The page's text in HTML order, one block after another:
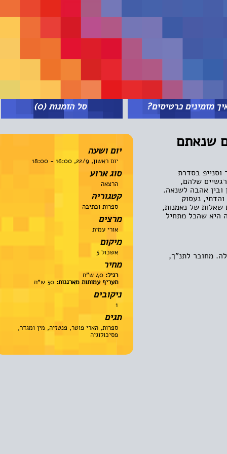
כרטיסים? סל הזמנות(0)
בסדרת
שלהם,
אהבה לשנאה.
נעסוק
של נאמנות,
שהכל מתחיל
לתנ"ך,
יום ושעה
יום ראשון, 22/9, 16:00 - 18:00
סוג ארוע
הרצאה
קטגוריה
ספרות וכתיבה
מרצים
אורי עמית
מיקום
אשכול 5
מחיר
רגיל:40 ש"ח
תעריף עמותות מארגנות:30 ש"ח
ניקובים
תגים
ספרות, הארי פוטר, פנטזיה, מין ומגדר,
פסיכולוגיה